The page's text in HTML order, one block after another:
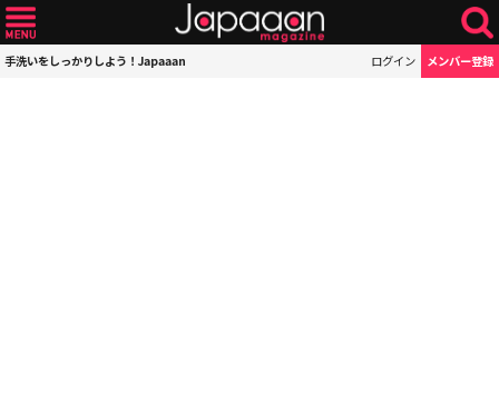
手洗いをしっかりしよう！Japaaan ログイン メンバー登録